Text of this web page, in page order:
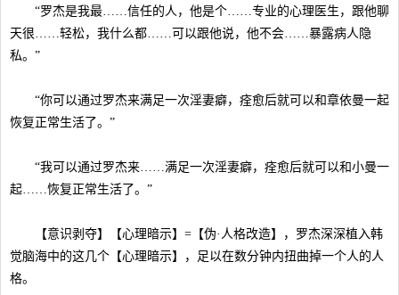
“罗杰是我最……信任的人，他是个……专业的心理医生，跟他聊
天很……轻松，我什么都……可以跟他说，他不会……暴露病人隐
私。”
“你可以通过罗杰来满足一次淫妻癖，痊愈后就可以和章依曼一起
恢复正常生活了。”
“我可以通过罗杰来……满足一次淫妻癖，痊愈后就可以和小曼一
起……恢复正常生活了。”
【意识剥夺】【心理暗示】=【伪·人格改造】，罗杰深深植入韩
觉脑海中的这几个【心理暗示】，足以在数分钟内扭曲掉一个人的人
格。